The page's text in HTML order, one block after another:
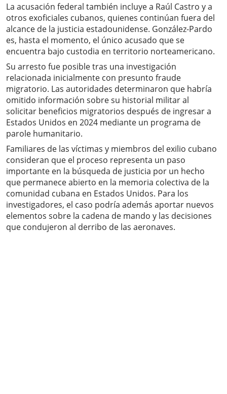
La acusación federal también incluye a Raúl Castro y a
otros exoficiales cubanos, quienes continúan fuera del
alcance de la justicia estadounidense. González-Pardo
es, hasta el momento, el único acusado que se
encuentra bajo custodia en territorio norteamericano.
Su arresto fue posible tras una investigación
relacionada inicialmente con presunto fraude
migratorio. Las autoridades determinaron que habría
omitido información sobre su historial militar al
solicitar beneficios migratorios después de ingresar a
Estados Unidos en 2024 mediante un programa de
parole humanitario.
Familiares de las víctimas y miembros del exilio cubano
consideran que el proceso representa un paso
importante en la búsqueda de justicia por un hecho
que permanece abierto en la memoria colectiva de la
comunidad cubana en Estados Unidos. Para los
investigadores, el caso podría además aportar nuevos
elementos sobre la cadena de mando y las decisiones
que condujeron al derribo de las aeronaves.